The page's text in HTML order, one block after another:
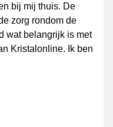
bij mij thuis. De
zorg rondom de
wat belangrijk is met
Kristalonline. Ik ben